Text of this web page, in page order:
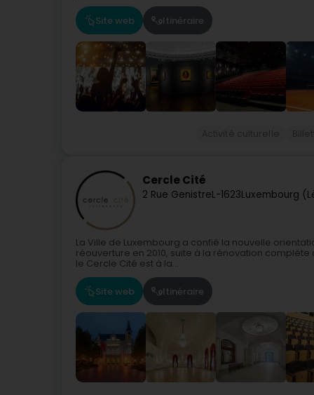
Site web Itinéraire
Cercle Cité
2 Rue GenistreL-1623Luxembourg
La Ville de Luxembourg a confié la nouvelle
réouverture en 2010, suite à la rénovation
le Cercle Cité est à la...
Site web Itinéraire